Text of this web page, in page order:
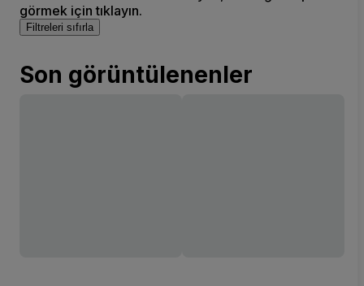
görmek için tıklayın.
Filtreleri sıfırla
Son görüntülenenler